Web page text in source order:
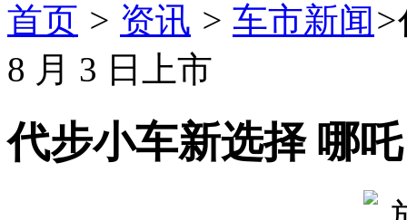
首页 > 资讯 > 车市新闻>
8 月 3 日上市
代步小车新选择 哪